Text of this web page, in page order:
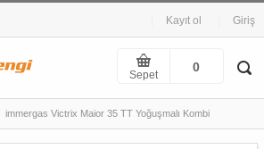
Kayıt ol Giriş
Sepet
0
immergas Victrix Maior 35 TT Yoğuşmalı Kombi